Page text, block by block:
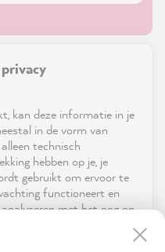
kan deze informatie in je
in de vorm van
technisch
hebben op je, je
gebruikt om ervoor te
functioneert en
met het oog op
die in de
io